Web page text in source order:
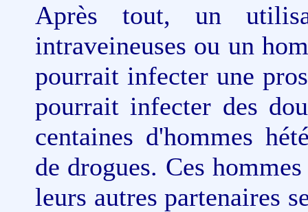
Après tout, un
intraveineuses ou un
pourrait infecter une
pourrait infecter des
centaines d'hommes
de drogues. Ces
leurs autres partenaires